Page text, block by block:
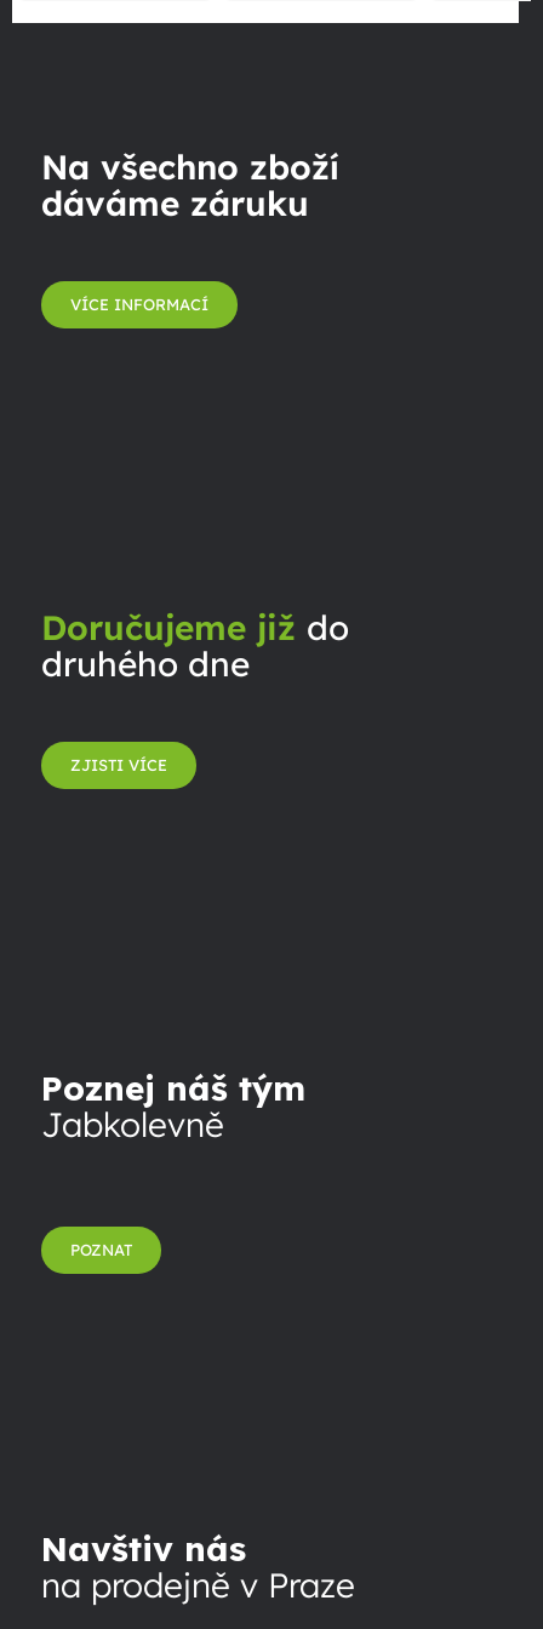
Na všechno zboží
dáváme záruku
VÍCE INFORMACÍ
Doručujeme již do
druhého dne
ZJISTI VÍCE
Poznej náš tým
Jabkolevně
POZNAT
Navštiv nás
na prodejně v Praze